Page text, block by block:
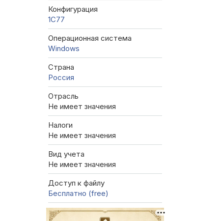
Конфигурация
1C77
Операционная система
Windows
Страна
Россия
Отрасль
Не имеет значения
Налоги
Не имеет значения
Вид учета
Не имеет значения
Доступ к файлу
Бесплатно (free)